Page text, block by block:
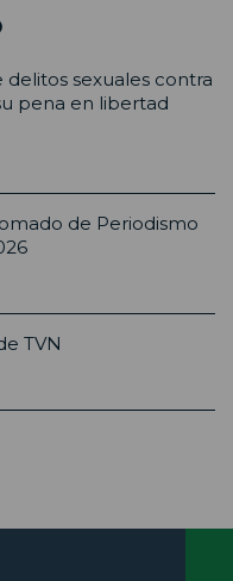
delitos sexuales contra
pena en libertad
de Periodismo
TVN